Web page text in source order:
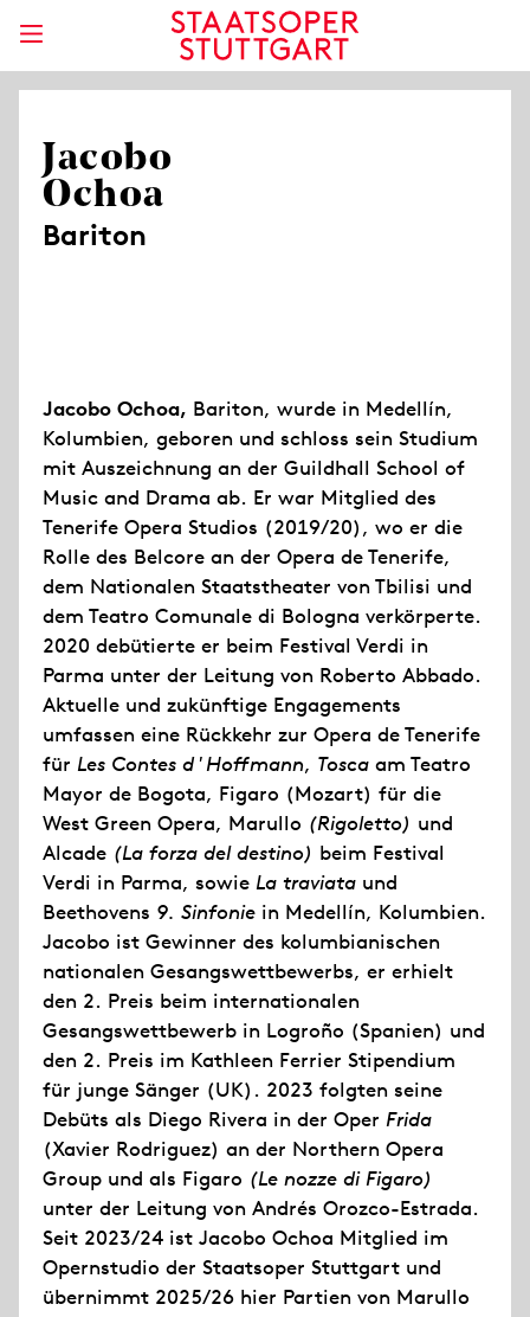
Jacobo
Ochoa
Bariton
Jacobo Ochoa, Bariton, wurde in Medellín,
Kolumbien, geboren und schloss sein Studium
mit Auszeichnung an der Guildhall School of
Music and Drama ab. Er war Mitglied des
Tenerife Opera Studios (2019/20), wo er die
Rolle des Belcore an der Opera de Tenerife,
dem Nationalen Staatstheater von Tbilisi und
dem Teatro Comunale di Bologna verkörperte.
2020 debütierte er beim Festival Verdi in
Parma unter der Leitung von Roberto Abbado.
Aktuelle und zukünftige Engagements
umfassen eine Rückkehr zur Opera de Tenerife
für Les Contes d'Hoffmann, Tosca am Teatro
Mayor de Bogota, Figaro (Mozart) für die
West Green Opera, Marullo (Rigoletto) und
Alcade (La forza del destino) beim Festival
Verdi in Parma, sowie La traviata und
Beethovens 9. Sinfonie in Medellín, Kolumbien.
Jacobo ist Gewinner des kolumbianischen
nationalen Gesangswettbewerbs, er erhielt
den 2. Preis beim internationalen
Gesangswettbewerb in Logroño (Spanien) und
den 2. Preis im Kathleen Ferrier Stipendium
für junge Sänger (UK). 2023 folgten seine
Debüts als Diego Rivera in der Oper Frida
(Xavier Rodriguez) an der Northern Opera
Group und als Figaro (Le nozze di Figaro)
unter der Leitung von Andrés Orozco-Estrada.
Seit 2023/24 ist Jacobo Ochoa Mitglied im
Opernstudio der Staatsoper Stuttgart und
übernimmt 2025/26 hier Partien von Marullo